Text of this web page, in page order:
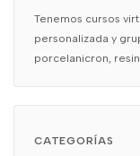
Tenemos cursos
personalizada y
porcelanicron,
CATEGORÍAS